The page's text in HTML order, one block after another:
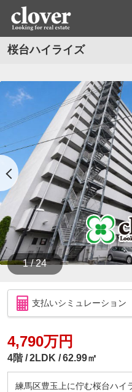
桜台ハイライズ
1 / 24
支払いシミュレーション
4,790万円
4階 2LDK 62.99㎡
練馬区豊玉上に佇む桜台ハイ